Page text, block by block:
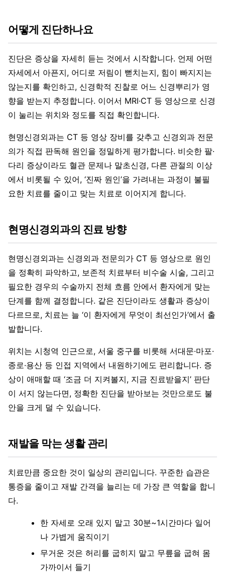
어떻게 진단하나요
진단은 증상을 자세히 듣는 것에서 시작합니다. 언제 어떤
자세에서 아픈지, 어디로 저림이 뻗치는지, 힘이 빠지지는
않는지를 확인하고, 신경학적 진찰로 어느 신경뿌리가 영
향을 받는지 추정합니다. 이어서 MRI·CT 등 영상으로 신경
이 눌리는 위치와 정도를 직접 확인합니다.
현명신경외과는 CT 등 영상 장비를 갖추고 신경외과 전문
의가 직접 판독해 원인을 정밀하게 평가합니다. 비슷한 팔·
다리 증상이라도 혈관 문제나 말초신경, 다른 관절의 이상
에서 비롯될 수 있어, ‘진짜 원인’을 가려내는 과정이 불필
요한 치료를 줄이고 맞는 치료로 이어지게 합니다.
현명신경외과의 진료 방향
현명신경외과는 신경외과 전문의가 CT 등 영상으로 원인
을 정확히 파악하고, 보존적 치료부터 비수술 시술, 그리고
필요한 경우의 수술까지 전체 흐름 안에서 환자에게 맞는
단계를 함께 결정합니다. 같은 진단이라도 생활과 증상이
다르므로, 치료는 늘 ‘이 환자에게 무엇이 최선인가’에서 출
발합니다.
위치는 시청역 인근으로, 서울 중구를 비롯해 서대문·마포·
종로·용산 등 인접 지역에서 내원하기에도 편리합니다. 증
상이 애매할 때 ‘조금 더 지켜볼지, 지금 진료받을지’ 판단
이 서지 않는다면, 정확한 진단을 받아보는 것만으로도 불
안을 크게 덜 수 있습니다.
재발을 막는 생활 관리
치료만큼 중요한 것이 일상의 관리입니다. 꾸준한 습관은
통증을 줄이고 재발 간격을 늘리는 데 가장 큰 역할을 합니
다.
한 자세로 오래 있지 말고 30분~1시간마다 일어
나 가볍게 움직이기
무거운 것은 허리를 굽히지 말고 무릎을 굽혀 몸
가까이서 들기